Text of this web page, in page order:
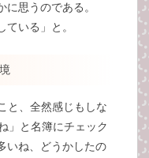
思うのである。
ている」と。
と、全然感じもしな
」と名簿にチェック
いね、どうかしたの